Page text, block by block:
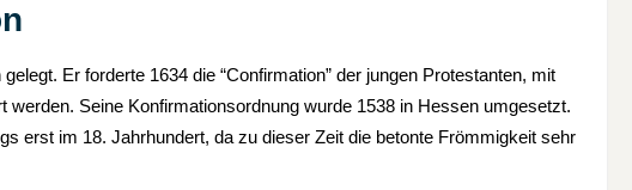
Er forderte 1634 die “Confirmation” der jungen Protestanten, mit
Seine Konfirmationsordnung wurde 1538 in Hessen umgesetzt.
erst im 18. Jahrhundert, da zu dieser Zeit die betonte Frömmigkeit sehr